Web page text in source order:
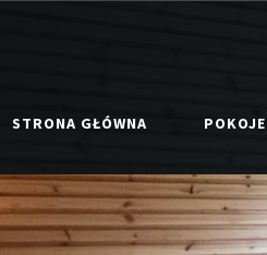
STRONA GŁÓWNA POKOJE